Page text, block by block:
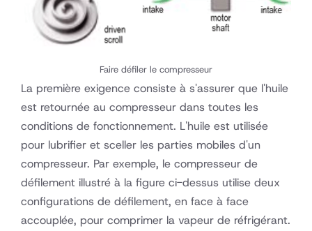
Faire défiler le compresseur
La première exigence consiste à s'assurer que l'huile
est retournée au compresseur dans toutes les
conditions de fonctionnement. L'huile est utilisée
pour lubrifier et sceller les parties mobiles d'un
compresseur. Par exemple, le compresseur de
défilement illustré à la figure ci-dessus utilise deux
configurations de défilement, en face à face
accouplée, pour comprimer la vapeur de réfrigérant.